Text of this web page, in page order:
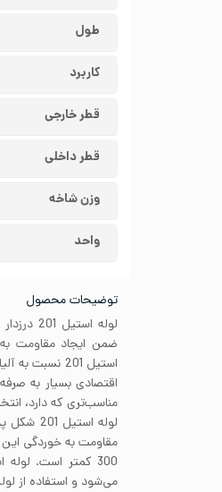
طول
کاربرد
قطر خارجی
قطر داخلی
وزن شاخه
واحد
توضیحات محصول
ضمن ایجاد مقاومت
مناسب‌تری که دارد،
می‌شود و استفاده از لوله استیل 201 در محیط‌های ساحلی و